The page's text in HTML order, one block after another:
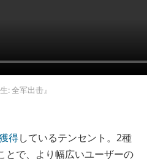
: 全军出击』
得しているテンセント。2種
とで、より幅広いユーザーの